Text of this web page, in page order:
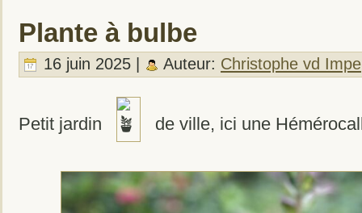
Plante à bulbe
16 juin 2025 | Auteur: Christophe vd Impe
Petit jardin de ville, ici une